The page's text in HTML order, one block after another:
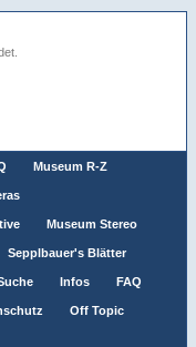
Museum R-Z
Museum Stereo
Sepplbauer's Blätter
Infos FAQ
Off Topic